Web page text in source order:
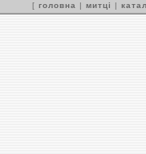
[ головна | митці |